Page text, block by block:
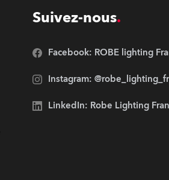
Suivez-nous
Facebook: ROBE lighting
Instagram:
LinkedIn: Robe Lighting